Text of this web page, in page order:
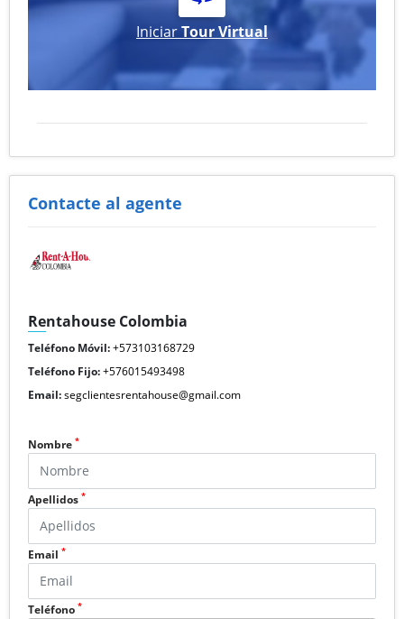
IniciarTour Virtual
Contacte al agente
Rentahouse Colombia
Teléfono Móvil:+573103168729
Teléfono Fijo:+576015493498
Email:segclientesrentahouse@gmail.com
Nombre *
Apellidos *
Email *
Teléfono *